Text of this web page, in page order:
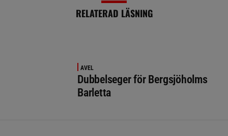
RELATERAD LÄSNING
AVEL
Dubbelseger för Bergsjöholms
Barletta